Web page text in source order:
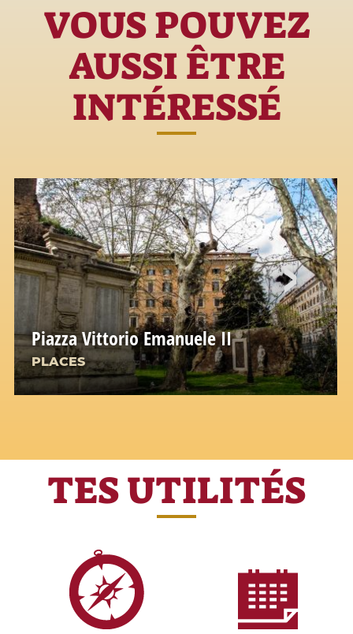
VOUS POUVEZ
AUSSI ÊTRE
INTÉRESSÉ
Piazza Vittorio Emanuele II
PLACES
The heart of the multi-ethnic Esquilino
TES UTILITÉS